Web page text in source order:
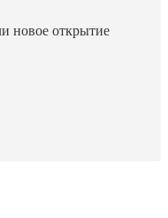
новое открытие